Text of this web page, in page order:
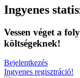
Ingyenes
Vessen véget a
költségeknek!
Bejelentkezés
Ingyenes regisztráció!